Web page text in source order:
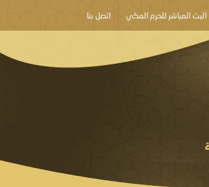
البث المباشر للحرم المكي اتصل بنا